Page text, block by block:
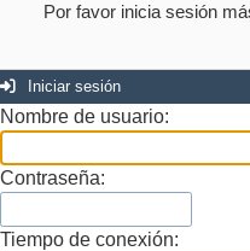
Por favor inicia sesión
Iniciar sesión
Nombre de usuario:
Contraseña:
Tiempo de conexión: